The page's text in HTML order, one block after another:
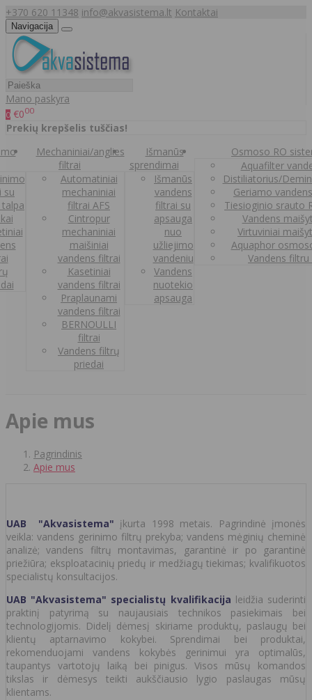
+370 620 11348 info@akvasistema.lt Kontaktai
Navigacija
Mano paskyra
0 €000
Prekių krepšelis tuščias!
su
Mechaniniai/anglies
filtrai
Automatiniai
mechaniniai
filtrai AFS
Cintropur
mechaniniai
maišiniai
vandens filtrai
Kasetiniai
vandens filtrai
Praplaunami
vandens filtrai
BERNOULLI
filtrai
Vandens filtrų
priedai
Išmanūs
sprendimai
Išmanūs
vandens
filtrai su
apsauga
nuo
užliejimo
vandeniu
Vandens
nuotekio
apsauga
Osmoso RO
Aquafilter
Distiliatorius/
Geriamo
Tiesioginio srauto
Vandens
Virtuviniai
Aquaphor
Vandens filtru
Apie mus
Pagrindinis
Apie mus
UAB "Akvasistema" įkurta 1998 metais. Pagrindinė įmonės
veikla: vandens gerinimo filtrų prekyba; vandens mėginių cheminė
analizė; vandens filtrų montavimas, garantinė ir po garantinė
priežiūra; eksploatacinių priedų ir medžiagų tiekimas; kvalifikuotos
specialistų konsultacijos.
UAB "Akvasistema" specialistų kvalifikacija leidžia suderinti
praktinį patyrimą su naujausiais technikos pasiekimais bei
technologijomis. Didelį dėmesį skiriame produktų, paslaugų bei
klientų aptarnavimo kokybei. Sprendimai bei produktai,
rekomenduojami vandens kokybės gerinimui yra optimalūs,
taupantys vartotojų laiką bei pinigus. Visos mūsų komandos
tikslas ir dėmesys teikti aukščiausio lygio paslaugas mūsų
klientams.